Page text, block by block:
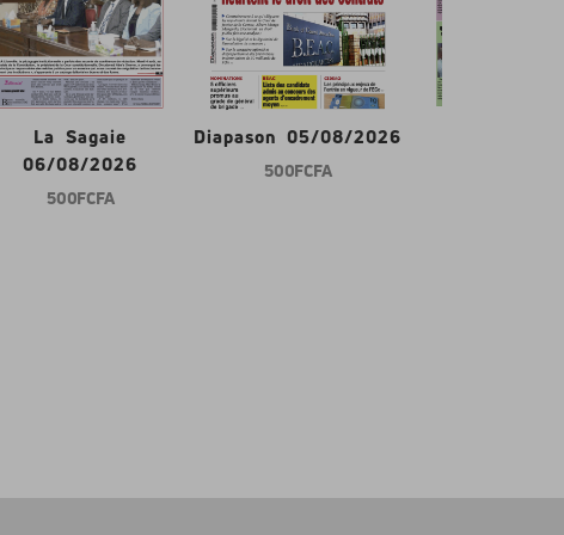
La Sagaie
06/08/2026
500 FCFA
Diapason 05/08/2026
500 FCFA